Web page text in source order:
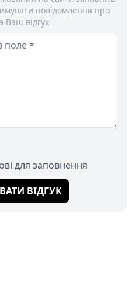
повідомлення про
Ваш відгук
для заповнення
ВІДГУК